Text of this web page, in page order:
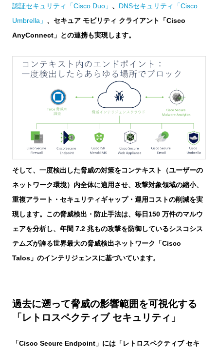
認証セキュリティ「Cisco Duo」 、 DNSセキュリティ「Cisco
Umbrella」 、セキュア モビリティ クライアント「Cisco
AnyConnect」との連携も実現します。
そして、一度検出した脅威の対策をコンテキスト（ユーザーの
ネットワーク環境）内全体に適用させ、攻撃対象領域の縮小、
重複アラート・セキュリティギャップ・運用コストの削減を実
現します。この脅威検出・防止手法は、毎日150 万件のマルウ
ェアを分析し、年間 7.2 兆もの攻撃を防御しているシスコシス
テムズが誇る世界最大の脅威検出ネットワーク「Cisco
Talos」のインテリジェンスに基づいています。
過去に遡って脅威の影響範囲を可視化する
「レトロスペクティブ セキュリティ」
「Cisco Secure Endpoint」には「レトロスペクティブ セキ